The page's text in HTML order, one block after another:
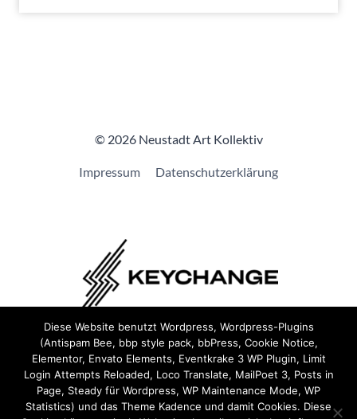
© 2026 Neustadt Art Kollektiv
Impressum Datenschutzerklärung
Wir sind Teil vonKeychange und haben einePledge
unterzeichnet.
Diese Website benutzt Wordpress, Wordpress-Plugins
(Antispam Bee, bbp style pack, bbPress, Cookie Notice,
Elementor, Envato Elements, Eventkrake 3 WP Plugin, Limit
Login Attempts Reloaded, Loco Translate, MailPoet 3, Posts in
Page, Steady für Wordpress, WP Maintenance Mode, WP
Statistics) und das Theme Kadence und damit Cookies. Diese